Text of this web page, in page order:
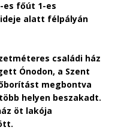
es főút 1-es
alatt félpályán
családi ház
Ónodon, a Szent
megbontva
helyen beszakadt.
öt lakója